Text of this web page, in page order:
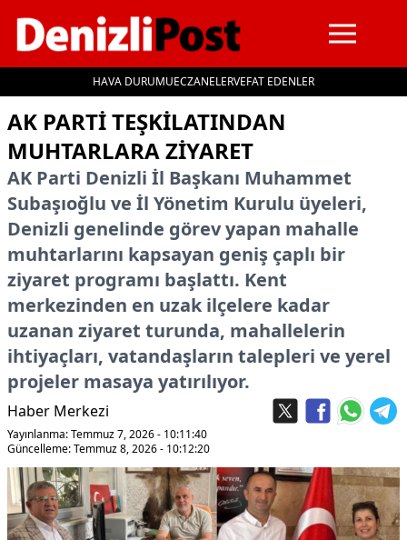
HAVA DURUMUECZANELERVEFAT EDENLER
AK PARTI TEŞKILATINDAN
MUHTARLARA ZIYARET
AK Parti Denizli İl Başkanı Muhammet
Subaşıoğlu ve İl Yönetim Kurulu üyeleri,
Denizli genelinde görev yapan mahalle
muhtarlarını kapsayan geniş çaplı bir
ziyaret programı başlattı. Kent
merkezinden en uzak ilçelere kadar
uzanan ziyaret turunda, mahallelerin
ihtiyaçları, vatandaşların talepleri ve yerel
projeler masaya yatırılıyor.
Haber Merkezi
Yayınlanma: Temmuz 7, 2026 - 10:11:40
Güncelleme: Temmuz 8, 2026 - 10:12:20